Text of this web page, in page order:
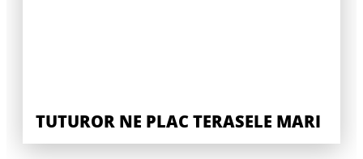
TUTUROR NE PLAC TERASELE MARI